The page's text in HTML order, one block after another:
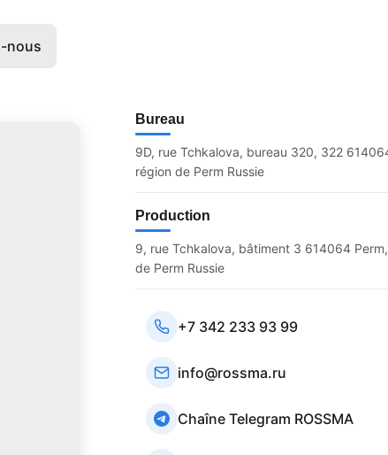
nous
Bureau
9D, rue Tchkalova, bureau 320, 322
région de Perm Russie
Production
9, rue Tchkalova, bâtiment 3 614064
de Perm Russie
+7 342 233 93 99
info@rossma.ru
Chaîne Telegram ROSSMA